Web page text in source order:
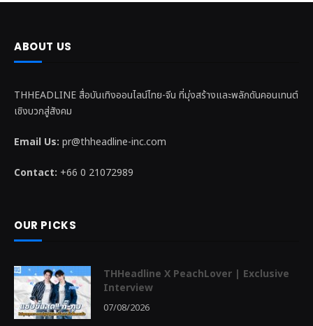
ABOUT US
THHEADLINE สื่อบันเทิงออนไลน์ไทย-จีน ที่มุ่งสร้างและพลักดันคอนเทนต์
เชิงบวกสู่สังคม
Email Us: pr@thheadline-inc.com
Contact: +66 0 21072989
OUR PICKS
THHeadline X PeachLover | Exclusive
Interview
07/08/2026